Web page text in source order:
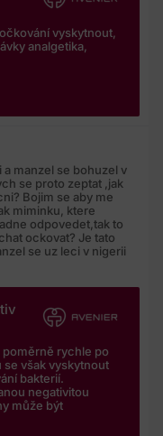
vyskytnout,
analgetika,
manzel se bohuzel v
se proto zeptat ,jak
Bojim se aby me
miminku, ktere
odpovedet,tak to
ockovat? Je tato
se uz leci v nigerii
rychle po
však vyskytnout
bakterií.
negativitou
může být